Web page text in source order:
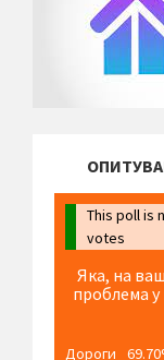
This poll is
votes
Яка, на
проблема
Дороги